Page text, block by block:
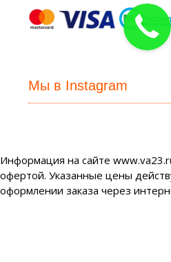
Мы в Instagram
Информация на сайте
офертой. Указанные цены
оформлении заказа через